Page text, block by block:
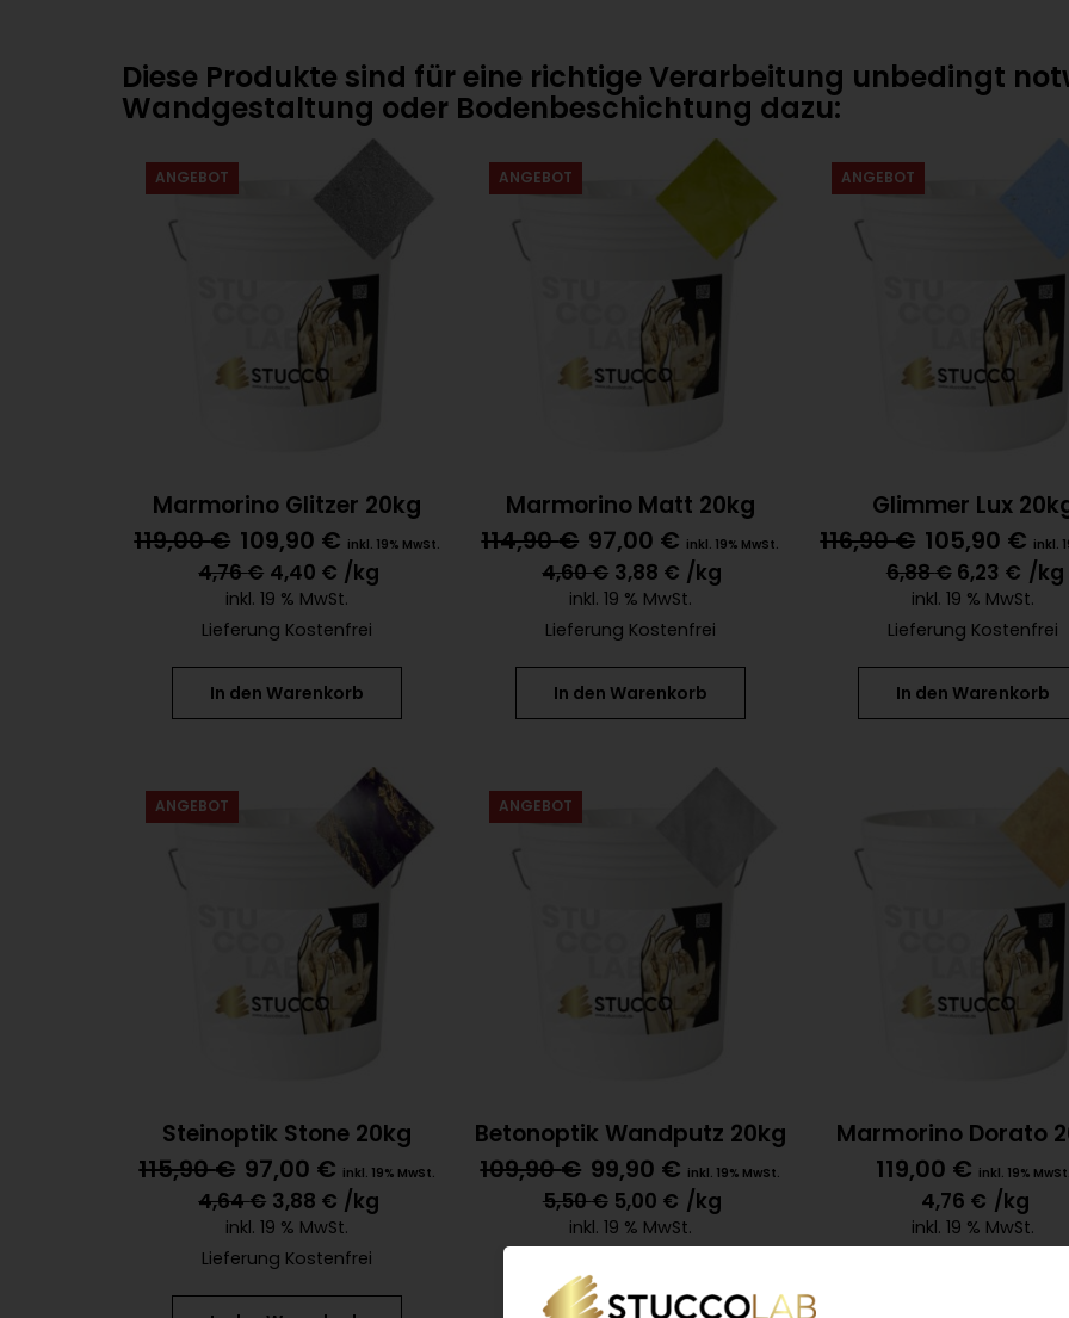
Diese Produkte sind für eine richtige Verarbeitung unbedingt
Wandgestaltung oder Bodenbeschichtung dazu:
ANGEBOT
Marmorino Glitzer 20kg
119,00€ 109,90 € inkl. 19% MwSt.
4,76€ 4,40 € /kg
inkl. 19 % MwSt.
Lieferung Kostenfrei
In den Warenkorb
ANGEBOT
Marmorino Matt 20kg
114,90€ 97,00 € inkl. 19% MwSt.
4,60€ 3,88 € /kg
inkl. 19 % MwSt.
Lieferung Kostenfrei
In den Warenkorb
ANGEBOT
Glimmer Lux
116,90€ 105,90 € inkl.
6,88€ 6,23 € /kg
inkl. 19 % MwSt.
Lieferung Kostenfrei
In den Warenkorb
ANGEBOT
Steinoptik Stone 20kg
115,90€ 97,00 € inkl. 19% MwSt.
4,64€ 3,88 € /kg
inkl. 19 % MwSt.
Lieferung Kostenfrei
ANGEBOT
Betonoptik Wandputz 20kg
109,90€ 99,90 € inkl. 19% MwSt.
5,50€ 5,00 € /kg
inkl. 19 % MwSt.
Marmorino Dorato
119,00 € inkl. 19% MwSt.
4,76 € /kg
inkl. 19 % MwSt.